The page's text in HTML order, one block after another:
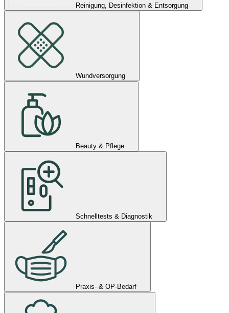
Reinigung, Desinfektion & Entsorgung
Wundversorgung
Beauty & Pflege
Schnelltests & Diagnostik
Praxis- & OP-Bedarf